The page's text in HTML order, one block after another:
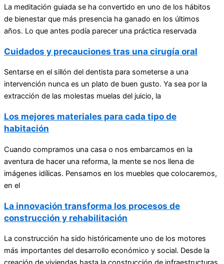
La meditación guiada se ha convertido en uno de los hábitos
de bienestar que más presencia ha ganado en los últimos
años. Lo que antes podía parecer una práctica reservada
Cuidados y precauciones tras una cirugía oral
Sentarse en el sillón del dentista para someterse a una
intervención nunca es un plato de buen gusto. Ya sea por la
extracción de las molestas muelas del juicio, la
Los mejores materiales para cada tipo de
habitación
Cuando compramos una casa o nos embarcamos en la
aventura de hacer una reforma, la mente se nos llena de
imágenes idílicas. Pensamos en los muebles que colocaremos,
en el
La innovación transforma los procesos de
construcción y rehabilitación
La construcción ha sido históricamente uno de los motores
más importantes del desarrollo económico y social. Desde la